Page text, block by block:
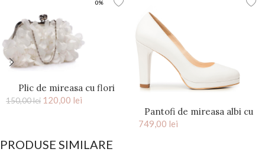
0%
Plic de mireasa cu flori
saten Ivory Kiss
150,00lei 120,00 lei
Pantofi de mireasa albi cu
platforma si toc gros Elsa
749,00 lei
PRODUSE SIMILARE